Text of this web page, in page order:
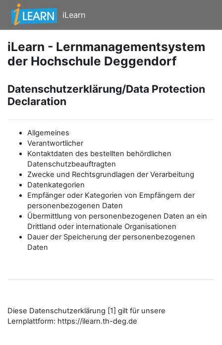
Zum Hauptinhalt
iLearn
iLearn - Lernmanagementsystem
der Hochschule Deggendorf
Datenschutzerklärung/Data Protection
Declaration
Allgemeines
Verantwortlicher
Kontaktdaten des bestellten behördlichen
Datenschutzbeauftragten
Zwecke und Rechtsgrundlagen der Verarbeitung
Datenkategorien
Empfänger oder Kategorien von Empfängern der
personenbezogenen Daten
Übermittlung von personenbezogenen Daten an ein
Drittland oder internationale Organisationen
Dauer der Speicherung der personenbezogenen
Daten
Diese Datenschutzerklärung [1] gilt für unsere
Lernplattform: https://ilearn.th-deg.de